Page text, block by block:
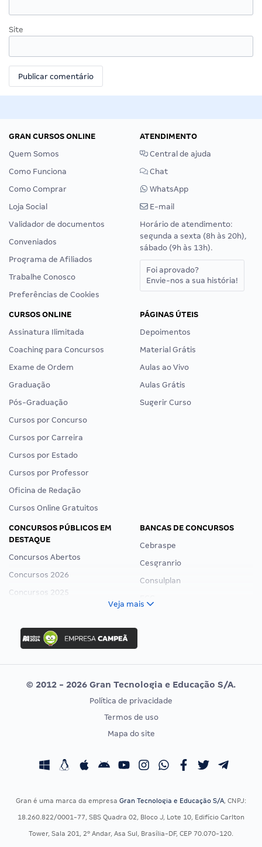
Site
GRAN CURSOS ONLINE
Quem Somos
Como Funciona
Como Comprar
Loja Social
Validador de documentos
Conveniados
Programa de Afiliados
Trabalhe Conosco
Preferências de Cookies
ATENDIMENTO
Central de ajuda
Chat
WhatsApp
E-mail
Horário de atendimento:
segunda a sexta (8h às 20h),
sábado (9h às 13h).
Foi aprovado?
Envie-nos a sua história!
CURSOS ONLINE
Assinatura Ilimitada
Coaching para Concursos
Exame de Ordem
Graduação
Pós-Graduação
Cursos por Concurso
Cursos por Carreira
Cursos por Estado
Cursos por Professor
Oficina de Redação
Cursos Online Gratuitos
PÁGINAS ÚTEIS
Depoimentos
Material Grátis
Aulas ao Vivo
Aulas Grátis
Sugerir Curso
CONCURSOS PÚBLICOS EM
DESTAQUE
Concursos Abertos
Concursos 2026
Concursos 2025
Concurso Ibama
Concurso MPU
Editais publicados
BANCAS DE CONCURSOS
Cebraspe
Cesgranrio
Consulplan
Vunesp
CONCURSOS POR PROFISSÃO
Concursos Fiscais
Concursos Saúde
EXAME DE ORDEM
Calendário OAB
Veja mais
© 2012 - 2026 Gran Tecnologia e Educação S/A.
Política de privacidade
Termos de uso
Mapa do site
Gran é uma marca da empresa Gran Tecnologia e Educação S/A, CNPJ:
18.260.822/0001-77, SBS Quadra 02, Bloco J, Lote 10, Edifício Carlton
Tower, Sala 201, 2º Andar, Asa Sul, Brasília-DF, CEP 70.070-120.